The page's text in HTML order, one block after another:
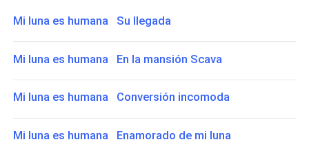
Mi luna es humana Su llegada
Mi luna es humana En la mansión Scava
Mi luna es humana Conversión incomoda
Mi luna es humana Enamorado de mi luna